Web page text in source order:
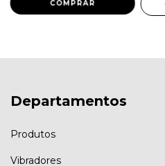
Departamentos
Produtos
Vibradores